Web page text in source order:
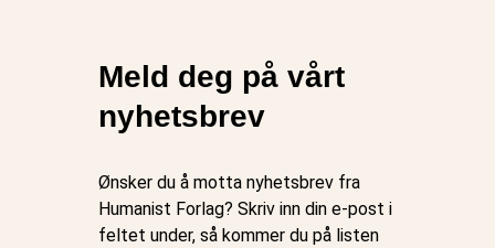
Meld deg på vårt
nyhetsbrev
Ønsker du å motta nyhetsbrev fra
Humanist Forlag? Skriv inn din e-post i
feltet under, så kommer du på listen